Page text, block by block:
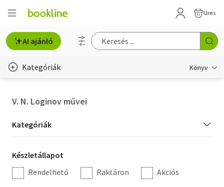
Üres
AI ajánló
Kategóriák Könyv
Hobbi, szabadidő
Irodalom
V. N. Loginov művei
Kategória
szűrés
Kategóriák
Készletállapot
szűrés
Készletállapot
Rendelhető
Raktáron Akciós